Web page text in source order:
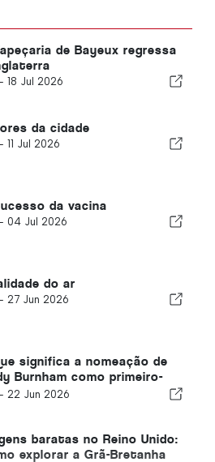
de Bayeux regressa
18 Jul 2026
da cidade
11 Jul 2026
da vacina
04 Jul 2026
do ar
27 Jun 2026
significa a nomeação de
Burnham como primeiro-
para os expatriados
22 Jun 2026
baratas no Reino Unido:
explorar a Grã-Bretanha